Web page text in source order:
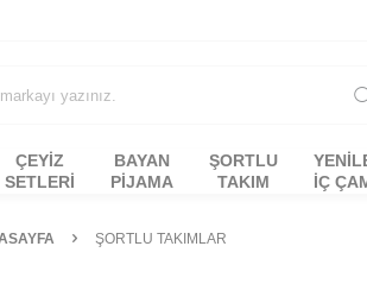
ÇEYİZ
SETLERİ
BAYAN
PİJAMA
ŞORTLU
TAKIM
İÇ
ŞORTLU TAKIMLAR